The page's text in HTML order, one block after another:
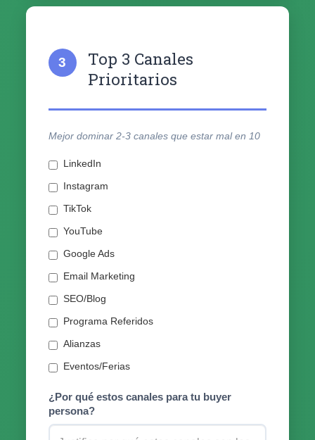
3
Top 3 Canales
Prioritarios
Mejor dominar 2-3 canales que estar mal en 10
LinkedIn
Instagram
TikTok
YouTube
Google Ads
Email Marketing
SEO/Blog
Programa Referidos
Alianzas
Eventos/Ferias
¿Por qué estos canales para tu buyer
persona?